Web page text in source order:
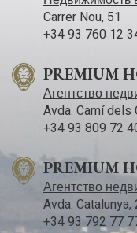
Carrer Nou, 51
+34 93 760 12
PREMIUM
Агентство
Avda. Camí­ dels
+34 93 809 72
PREMIUM
Агентство
Avda. Catalunya,
+34 93 792 77